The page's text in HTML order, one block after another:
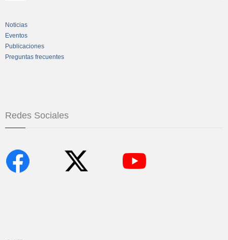
Noticias
Eventos
Publicaciones
Preguntas frecuentes
Redes Sociales